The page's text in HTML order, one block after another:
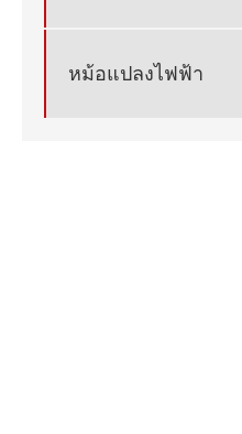
หม้อแปลงไฟฟ้า